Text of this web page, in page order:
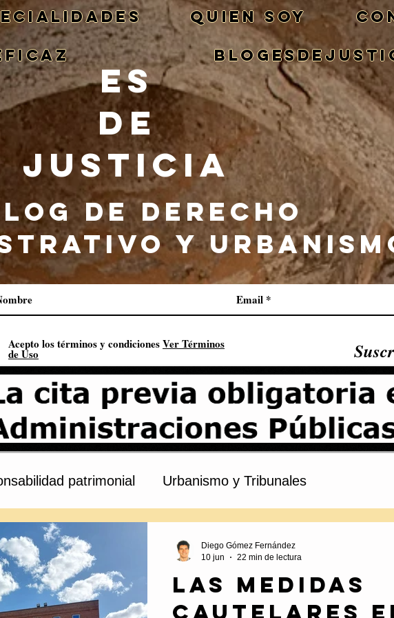
QUIEN SOY
ES
DE
JUSTICIA
DE DERECHO
Y
Acepto los términos y condicionesVer Términos
de Uso
patrimonial Urbanismo y Tribunales
Procedimiento administrativo
Contratación pública Derechos
Las medidas
cautelares
Diego Gómez Fernández
10 jun
22 min de lectura